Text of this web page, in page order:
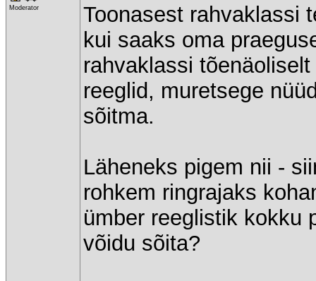
Moderator
Toonasest rahvaklassi
kui saaks oma
rahvaklassi
reeglid, muretsege
sõitma.
Läheneks pigem nii -
rohkem ringrajaks
ümber reeglistik kokku
võidu sõita?